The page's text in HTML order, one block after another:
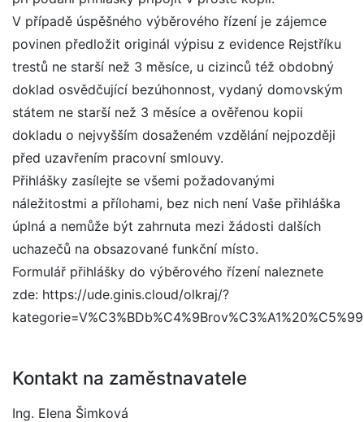
V případě úspěšného výběrového řízení je zájemce
povinen předložit originál výpisu z evidence Rejstříku
trestů ne starší než 3 měsíce, u cizinců též obdobný
doklad osvědčující bezúhonnost, vydaný domovským
státem ne starší než 3 měsíce a ověřenou kopii
dokladu o nejvyšším dosaženém vzdělání nejpozději
před uzavřením pracovní smlouvy.
Přihlášky zasílejte se všemi požadovanými
náležitostmi a přílohami, bez nich není Vaše přihláška
úplná a nemůže být zahrnuta mezi žádosti dalších
uchazečů na obsazované funkční místo.
Formulář přihlášky do výběrového řízení naleznete
zde: https://ude.ginis.cloud/olkraj/?
Kontakt na zaměstnavatele
Ing. Elena Šimková